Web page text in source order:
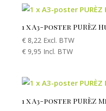
1 x A3-poster PURÈZ
€8,22Excl. BTW
€9,95 Incl. BTW
1 x A3-poster PURÈZ